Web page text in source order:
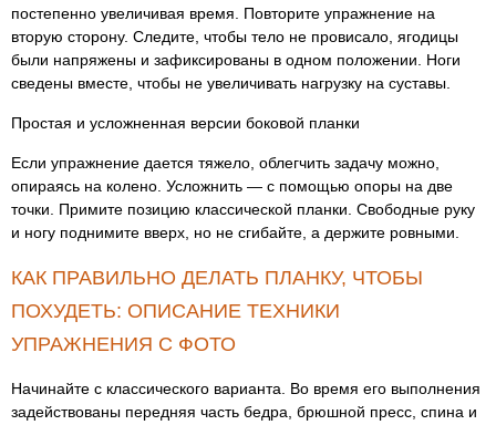
постепенно увеличивая время. Повторите упражнение на
вторую сторону. Следите, чтобы тело не провисало, ягодицы
были напряжены и зафиксированы в одном положении. Ноги
сведены вместе, чтобы не увеличивать нагрузку на суставы.
Простая и усложненная версии боковой планки
Если упражнение дается тяжело, облегчить задачу можно,
опираясь на колено. Усложнить — с помощью опоры на две
точки. Примите позицию классической планки. Свободные руку
и ногу поднимите вверх, но не сгибайте, а держите ровными.
КАК ПРАВИЛЬНО ДЕЛАТЬ ПЛАНКУ, ЧТОБЫ
ПОХУДЕТЬ: ОПИСАНИЕ ТЕХНИКИ
УПРАЖНЕНИЯ С ФОТО
Начинайте с классического варианта. Во время его выполнения
задействованы передняя часть бедра, брюшной пресс, спина и